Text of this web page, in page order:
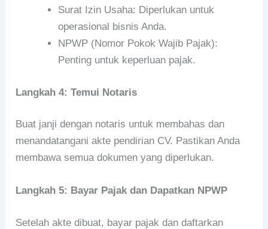
Surat Izin Usaha: Diperlukan untuk
operasional bisnis Anda.
NPWP (Nomor Pokok Wajib Pajak):
Penting untuk keperluan pajak.
Langkah 4: Temui Notaris
Buat janji dengan notaris untuk membahas dan
menandatangani akte pendirian CV. Pastikan Anda
membawa semua dokumen yang diperlukan.
Langkah 5: Bayar Pajak dan Dapatkan NPWP
Setelah akte dibuat, bayar pajak dan daftarkan